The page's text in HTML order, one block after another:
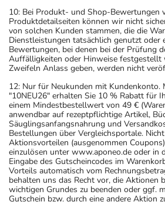
10: Bei Produkt- und Shop-Bewertungen
Produktdetailseiten können wir nicht
von solchen Kunden stammen, die die
Dienstleistungen tatsächlich genutzt oder
Bewertungen, bei denen bei der Prüfung
Auffälligkeiten oder Hinweise festgestellt
Zweifeln Anlass geben, werden nicht
12: Nur für Neukunden mit Kundenkonto.
"10NEU26" erhalten Sie 10 % Rabatt für
einem Mindestbestellwert von 49 €
anwendbar auf rezeptpflichtige Artikel,
Säuglingsanfangsnahrung und
Bestellungen über Vergleichsportale.
Aktionsvorteilen (ausgenommen
einzulösen unter www.aponeo.de oder in
Eingabe des Gutscheincodes im
Vorteils automatisch vom
behalten uns das Recht vor, die Aktionen
wichtigen Grundes zu beenden oder ggf.
Gutschein bzw. durch eine andere Aktion